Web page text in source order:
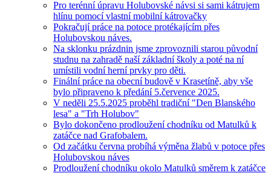
Pro terénní úpravu Holubovské návsi si sami kátrujem
hlínu pomocí vlastní mobilní kátrovačky
Pokračují práce na potoce protékajícím přes
Holubovskou náves.
Na sklonku prázdnin jsme zprovoznili starou původní
studnu na zahradě naší základní školy a poté na ní
umístili vodní herní prvky pro děti.
Finální práce na obecní budově v Krasetíně, aby vše
bylo připraveno k předání 5.července 2025.
V neděli 25.5.2025 proběhl tradiční "Den Blanského
lesa" a "Trh Holubov"
Bylo dokončeno prodloužení chodníku od Matulků k
zatáčce nad Grafobalem.
Od začátku června probíhá výměna žlabů v potoce přes
Holubovskou náves
Prodloužení chodníku okolo Matulků směrem k zatáčce